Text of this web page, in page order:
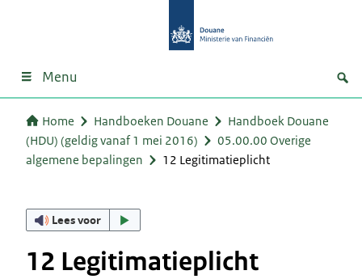
Menu
Home Handboeken Douane
Handboek Douane
(HDU) (geldig vanaf 1 mei 2016)
05.00.00 Overige
algemene bepalingen
12 Legitimatieplicht
Lees voor
12 Legitimatieplicht